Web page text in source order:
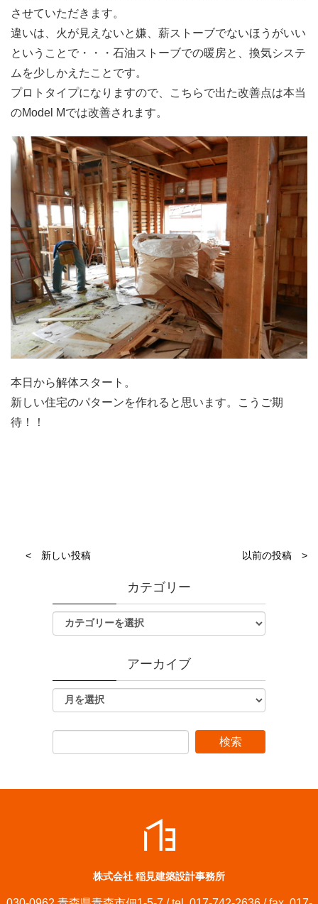
させていただきます。
違いは、火が見えないと嫌、薪ストーブでないほうがいい
ということで・・・石油ストーブでの暖房と、換気システ
ムを少しかえたことです。
プロトタイプになりますので、こちらで出た改善点は本当
のModel Mでは改善されます。
本日から解体スタート。
新しい住宅のパターンを作れると思います。こうご期
待！！
< 新しい投稿 以前の投稿 >
カテゴリー
アーカイブ
株式会社 稲見建築設計事務所